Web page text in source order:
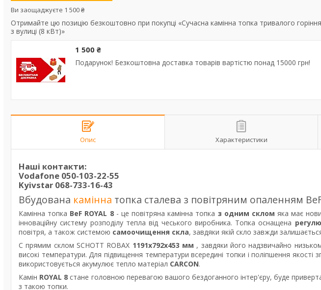
Ви заощаджуєте 1 500 ₴
Отримайте цю позицію безкоштовно при покупці «Сучасна камінна топка тривалого
з вулиці (8 кВт)»
1 500 ₴
Подарунок! Безкоштовна доставка товарів вартістю понад 15000 грн!
Опис Характеристики
Наші контакти:
Vodafone 050-103-22-55
Kyivstar 068-733-16-43
Вбудована камінна топка сталева з повітряним опаленням
Камінна топка BeF ROYAL 8 - це повітряна камінна топка з одним склом яка має
інноваційну систему розподілу теплавід чеського виробника. Топка оснащена
повітря, а також системою самоочищення скла, завдяки якій скло завжди
C прямим склом SCHOTT ROBAX 1191х792x453 мм , завдяки його надзвичайно
високі температури. Для підвищення температури всередині топки і поліпшення якості
використовується акумулює тепло матеріал CARCON.
Камін ROYAL 8 стане головною перевагою вашого бездоганного інтер'єру, буде
з такою топки.